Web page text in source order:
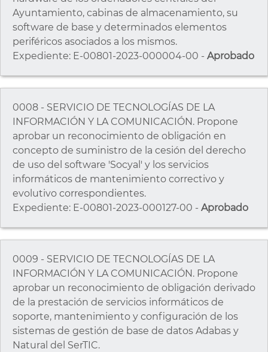
Ayuntamiento, cabinas de almacenamiento, su
software de base y determinados elementos
periféricos asociados a los mismos.
Expediente: E-00801-2023-000004-00 - Aprobado
0008 - SERVICIO DE TECNOLOGÍAS DE LA
INFORMACIÓN Y LA COMUNICACIÓN. Propone
aprobar un reconocimiento de obligación en
concepto de suministro de la cesión del derecho
de uso del software 'Socyal' y los servicios
informáticos de mantenimiento correctivo y
evolutivo correspondientes.
Expediente: E-00801-2023-000127-00 - Aprobado
0009 - SERVICIO DE TECNOLOGÍAS DE LA
INFORMACIÓN Y LA COMUNICACIÓN. Propone
aprobar un reconocimiento de obligación derivado
de la prestación de servicios informáticos de
soporte, mantenimiento y configuración de los
sistemas de gestión de base de datos Adabas y
Natural del SerTIC.